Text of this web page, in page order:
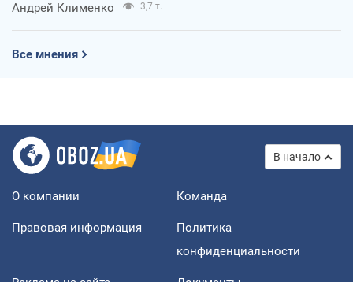
Андрей Клименко 3,7 т.
Все мнения
В начало
О компании Команда
Правовая информация
Политика
конфиденциальности